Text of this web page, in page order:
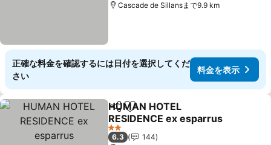
Cascade de Sillansまで9.9 km
正確な料金を確認するには日付を選択してくだ
さい
料金を表示
シェアお気に入りに追加
HUMAN HOTEL
RESIDENCE ex esparrus
料金を表示
2 ホテルのランク
6.3
144